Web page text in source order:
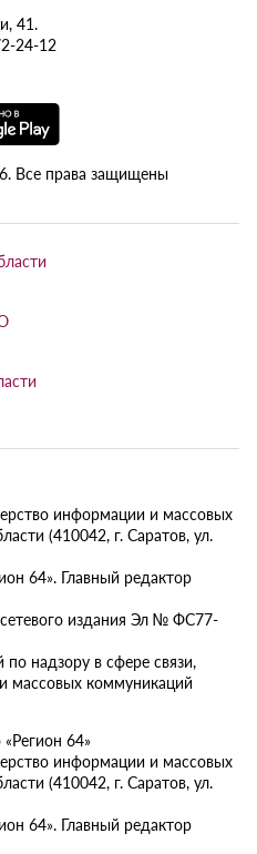
41.
24-12
Все права защищены
информации и массовых
(410042, г. Саратов, ул.
64». Главный редактор
издания Эл № ФС77-
надзору в сфере связи,
массовых коммуникаций
64»
информации и массовых
(410042, г. Саратов, ул.
64». Главный редактор